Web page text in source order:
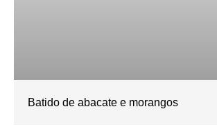
Batido de abacate e morangos